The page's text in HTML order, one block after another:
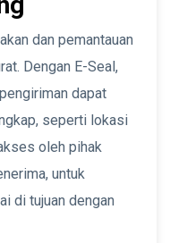
dan pemantauan
Dengan E-Seal,
dapat
seperti lokasi
oleh pihak
untuk
di tujuan dengan